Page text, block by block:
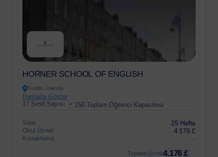
HORNER SCHOOL OF ENGLISH
Dublin, İrlanda
Haritada Göster
17 Sınıf Sayısı
150 Toplam Öğrenci Kapasitesi
Süre 25 Hafta
Okul Ücreti 4.176 £
Konaklama -
Toplam Ücret4.176 £